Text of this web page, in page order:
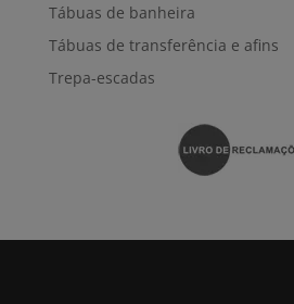
Tábuas de banheira
Tábuas de transferência e afins
Trepa-escadas